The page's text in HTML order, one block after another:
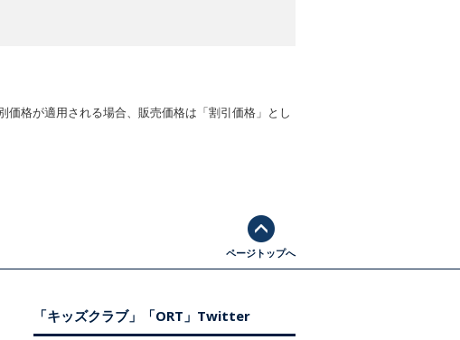
格が適用される場合、販売価格は「割引価格」とし
ページトップへ
「キッズクラブ」「ORT」Twitter